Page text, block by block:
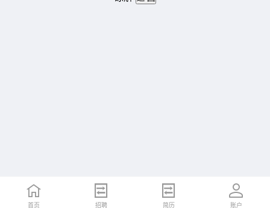
首页 招聘 简历 账户